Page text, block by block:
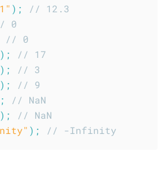
) ;
// 12.3
0
// 0
) ;
// 17
) ;
// 3
) ;
// 9
;
// NaN
) ;
// NaN
) ; // -Infinity